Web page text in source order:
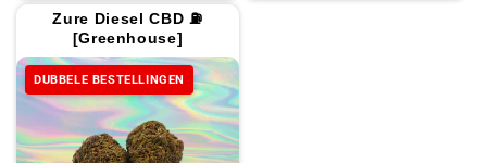
Zure Diesel CBD ⛽
[Greenhouse]
DUBBELE BESTELLINGEN